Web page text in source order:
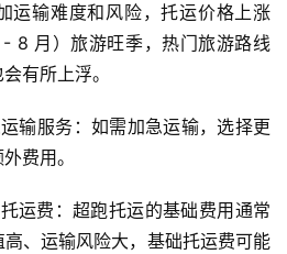
运输难度和风险，托运价格上涨
8 月）旅游旺季，热门旅游路线
有所上浮。
输服务：如需加急运输，选择更
费用。
运费：超跑托运的基础费用通常
、运输风险大，基础托运费可能